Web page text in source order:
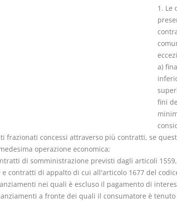
1. Le
a)
fini
frazionati concessi attraverso più contratti, se
operazione economica;
di somministrazione previsti dagli articoli
e contratti di appalto di cui all'articolo 1677 del
nei quali è escluso il pagamento di
a fronte dei quali il consumatore è